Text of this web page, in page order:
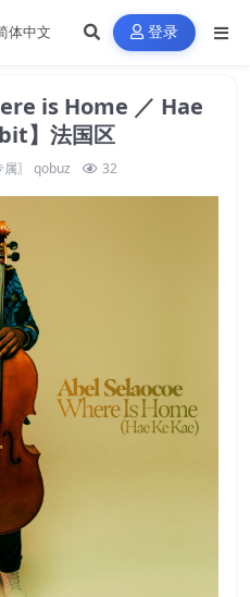
登录
is Home ／ Hae
】法国区
〗 qobuz 32